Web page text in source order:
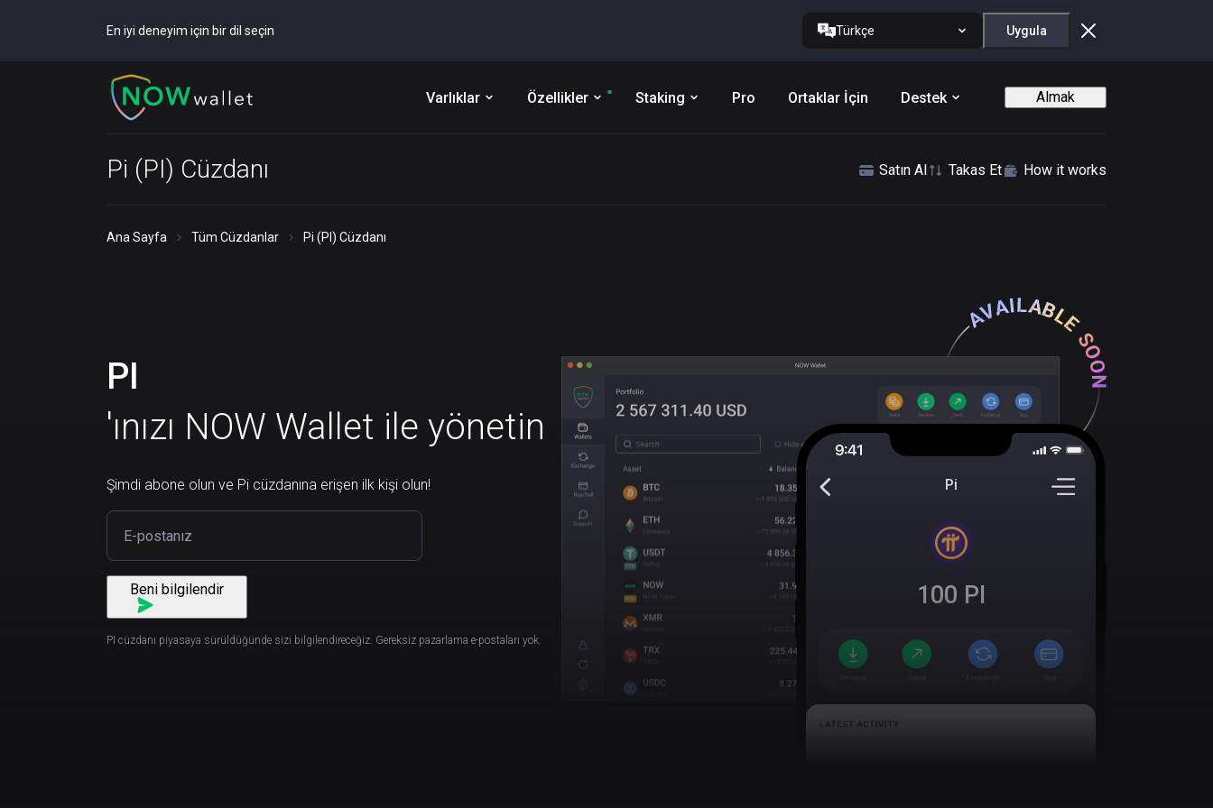
En iyi deneyim için bir dil seçin Türkçe Uygula
Varlıklar Özellikler Staking Pro Ortaklar İçin Destek Almak
Pi (PI) Cüzdanı Satın Al Takas Et How it works
Ana Sayfa Tüm Cüzdanlar Pi (PI) Cüzdanı
PI
'ınızı NOW Wallet ile yönetin
Şimdi abone olun ve Pi cüzdanına erişen ilk kişi olun!
Beni bilgilendir
PI cüzdanı piyasaya sürüldüğünde sizi bilgilendireceğiz. Gereksiz pazarlama e-postaları yok.
Pi
100 PI